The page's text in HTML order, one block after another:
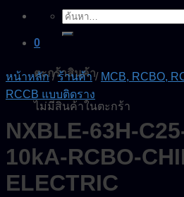
ค้นหา:
0
ตะกร้าสินค้า
ไม่มีสินค้าในตะกร้า
หน้าหลัก / ร้านค้า / MCB, RCBO,
RCCB แบบติดราง
NXBLE-63H-
10kA-RCBO-
ELECTRIC